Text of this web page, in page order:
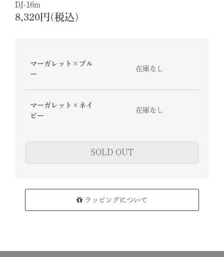
DJ-16m
8,320円(税込)
マーガレット×ブル
ー
在庫なし
マーガレット×ネイ
ビー
在庫なし
SOLD OUT
ラッピングについて